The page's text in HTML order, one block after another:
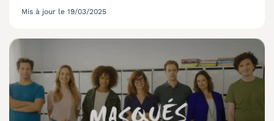
Mis à jour le 19/03/2025